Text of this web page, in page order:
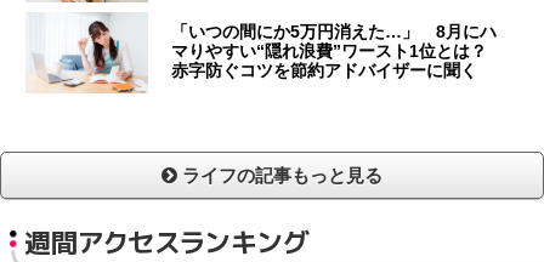
「いつの間にか5万円消えた…」 8月にハ
マりやすい“隠れ浪費”ワースト1位とは？
赤字防ぐコツを節約アドバイザーに聞く
ライフの記事もっと見る
週間アクセスランキング